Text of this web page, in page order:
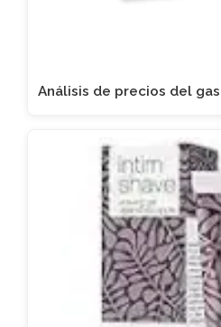
Análisis de precios del